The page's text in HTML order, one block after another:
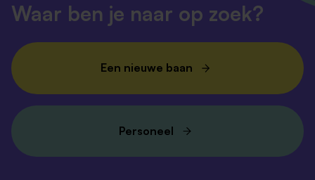
Waar ben je naar op zoek?
Een nieuwe baan
Personeel